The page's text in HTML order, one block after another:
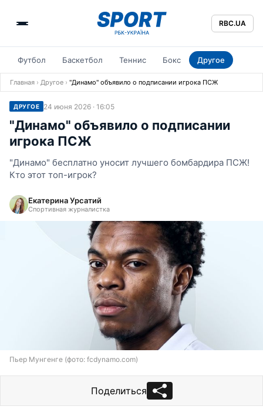
RBC.UA
Футбол Баскетбол Теннис Бокс Другое
Главная › Другое › "Динамо" объявило о подписании игрока ПСЖ
ДРУГОЕ 24 июня 2026 · 16:05
"Динамо" объявило о подписании
игрока ПСЖ
"Динамо" бесплатно уносит лучшего бомбардира ПСЖ!
Кто этот топ-игрок?
Екатерина Урсатий
Спортивная журналистка
Пьер Мунгенге (фото: fcdynamo.com)
Поделиться